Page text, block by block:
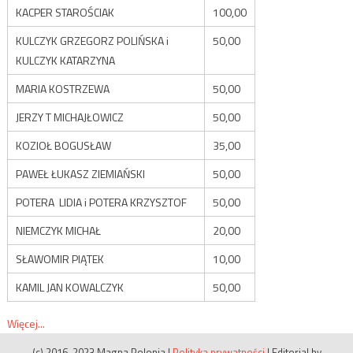
KACPER STAROŚCIAK
100,00
KULCZYK GRZEGORZ POLIŃSKA i
KULCZYK KATARZYNA
50,00
MARIA KOSTRZEWA
50,00
JERZY T MICHAJŁOWICZ
50,00
KOZIOŁ BOGUSŁAW
35,00
PAWEŁ ŁUKASZ ZIEMIAŃSKI
50,00
POTERA LIDIA i POTERA KRZYSZTOF
50,00
NIEMCZYK MICHAŁ
20,00
SŁAWOMIR PIĄTEK
10,00
KAMIL JAN KOWALCZYK
50,00
Więcej...